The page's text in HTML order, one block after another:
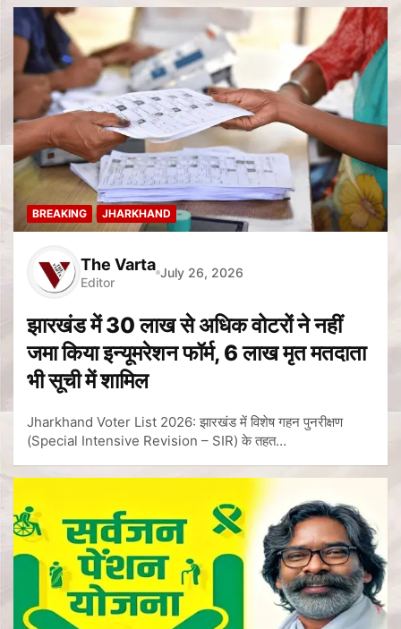
BREAKING JHARKHAND
The Varta
Editor
July 26, 2026
झारखंड में 30 लाख से अधिक वोटरों ने नहीं
जमा किया इन्यूमरेशन फॉर्म, 6 लाख मृत मतदाता
भी सूची में शामिल
Jharkhand Voter List 2026: झारखंड में विशेष गहन पुनरीक्षण
(Special Intensive Revision – SIR) के तहत…